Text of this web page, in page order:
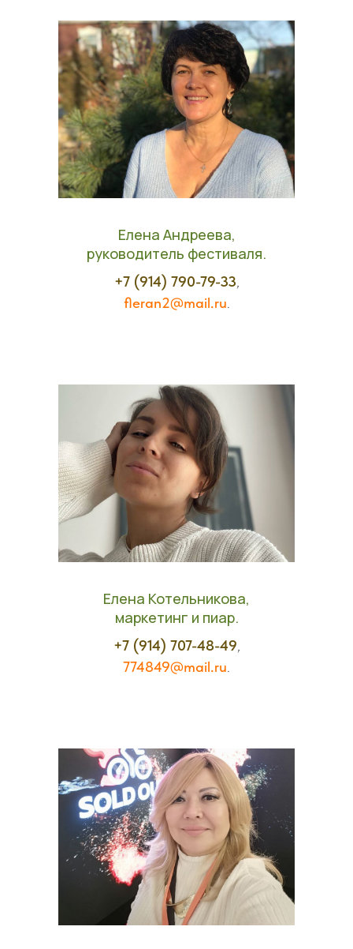
Елена Андреева,
руководитель фестиваля.
+7 (914) 790-79-33,
fleran2@mail.ru.
Елена Котельникова,
маркетинг и пиар.
+7 (914) 707-48-49,
774849@mail.ru